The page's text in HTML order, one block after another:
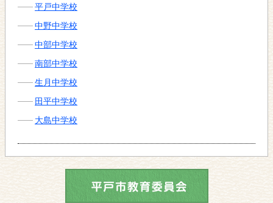
平戸中学校
中野中学校
中部中学校
南部中学校
生月中学校
田平中学校
大島中学校